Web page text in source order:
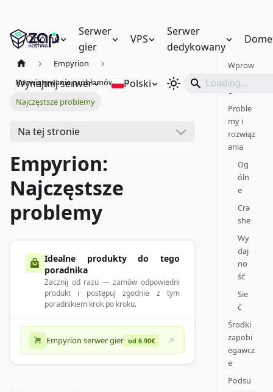
Ogólne
Serwer
gier
VPS
Serwer
dedykowany
Wynajmij serwer Polski
Empyrion
Rozwiązywanie problemów
Najczęstsze problemy
Na tej stronie
Empyrion:
Najczęstsze
problemy
Idealne produkty do tego
poradnika
Zacznij od razu — zamów odpowiedni
produkt i postępuj zgodnie z tym
poradnikiem krok po kroku.
Empyrion serwer gier od 6.90€
Wprow
adzeni
e
Proble
my i
rozwiąz
ania
Og
óln
e
Cra
she
Wy
daj
no
ść
Sie
ć
Środki
zapobi
egawcz
e
Podsu